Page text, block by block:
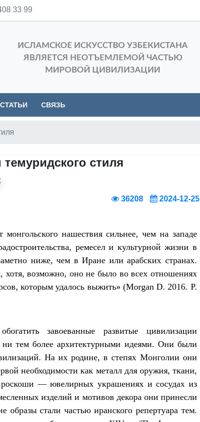
33 99
ИСЛАМСКОЕ ИСКУССТВО УЗБЕКИСТАНА
ЯВЛЯЕТСЯ НЕОТЪЕМЛЕМОЙ ЧАСТЬЮ
МИРОВОЙ ЦИВИЛИЗАЦИИ
СТАТЬИ СВЯЗЬ
стиля
36208 2024-12-25
монгольского нашествия сильнее, чем на западе
ремесел и культурной жизни в
ниже, чем в Иране или арабских странах.
хотя, возможно, оно не было во всех отношениях
которым удалось выжить» (Morgan D. 2016. P.
завоеванные развитые цивилизации
ни тем более архитектурными идеями. Они были
На их родине, в степях Монголии они
необходимости как металл для оружия, ткани,
— ювелирных украшениях и сосудах из
изделий и мотивов декора они принесли
образы стали частью иранского репертуара тем.